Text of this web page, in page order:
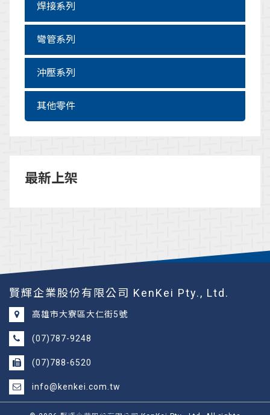
焊接系列
彎管系列
沖壓系列
其他零件
最新上架
賢輝企業股份有限公司 KenKei Pty., Ltd.
高雄市大寮區大仁街5號
(07)787-9248
(07)788-6520
info@kenkei.com.tw